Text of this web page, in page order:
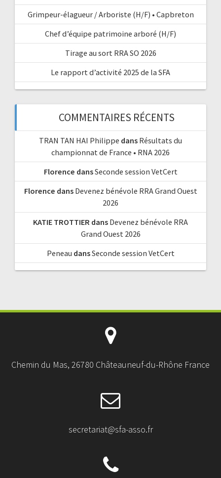
Grimpeur-élagueur / Arboriste (H/F) • Capbreton
Chef d’équipe patrimoine arboré (H/F)
Tirage au sort RRA SO 2026
Le rapport d’activité 2025 de la SFA
COMMENTAIRES RÉCENTS
TRAN TAN HAI Philippe dans Résultats du
championnat de France • RNA 2026
Florence dansSeconde session VetCert
Florence dans Devenez bénévole RRA Grand Ouest
2026
KATIE TROTTIER dans Devenez bénévole RRA
Grand Ouest 2026
Peneau dansSeconde session VetCert
Chemin du Mas, 26780 Châteauneuf-du-Rhône France
secretariat@sfa-asso.fr